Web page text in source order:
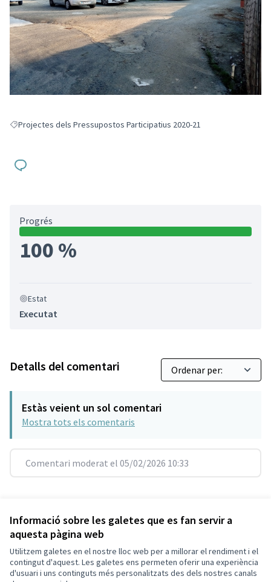
Informació sobre les galetes que es fan servir a
aquesta pàgina web
Utilitzem galetes en el nostre lloc web per a millorar el rendiment i el
contingut d'aquest. Les galetes ens permeten oferir una experiència
d'usuari i uns continguts més personalitzats des dels nostres canals
Resultats en filtrar per: Projectes dels Pressupostos Participatius 2020-
Projectes dels Pressupostos Participatius 2020-21
Progrés
100 %
Estat
Executat
Detalls del comentari
Estàs veient un sol comentari
Mostra tots els comentaris
Comentari moderat el 05/02/2026 10:33
Versió 15(de 15) veure altres versions
Termes i condicions d'ús
Configuració de les galetes
Decidim Sant Cugat a X
Decidim Sant Cugat a Facebook
Decidim Sant Cugat a Instagram
Decidim Sant Cugat a GitHub